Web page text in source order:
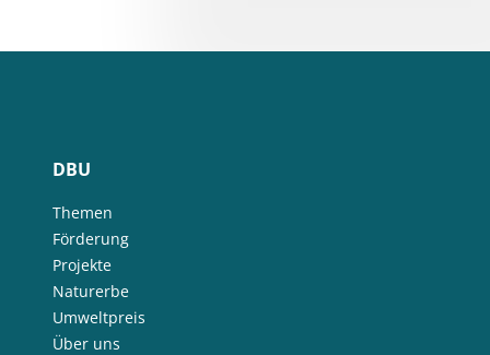
DBU
Themen
Förderung
Projekte
Naturerbe
Umweltpreis
Über uns